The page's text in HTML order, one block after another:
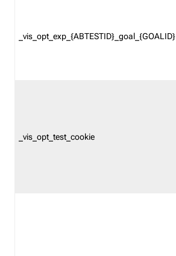
_vis_opt_exp_{ABTESTID}_goal_{GOALID}
_vis_opt_test_cookie